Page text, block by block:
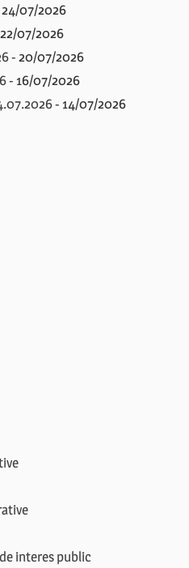
24/07/2026
22/07/2026
-20/07/2026
- 16/07/2026
- 14/07/2026
interes public